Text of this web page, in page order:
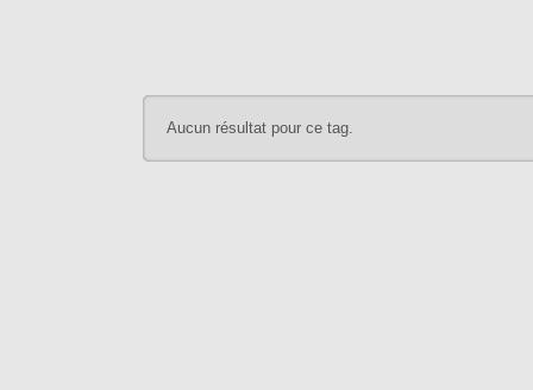
Aucun résultat pour ce tag.